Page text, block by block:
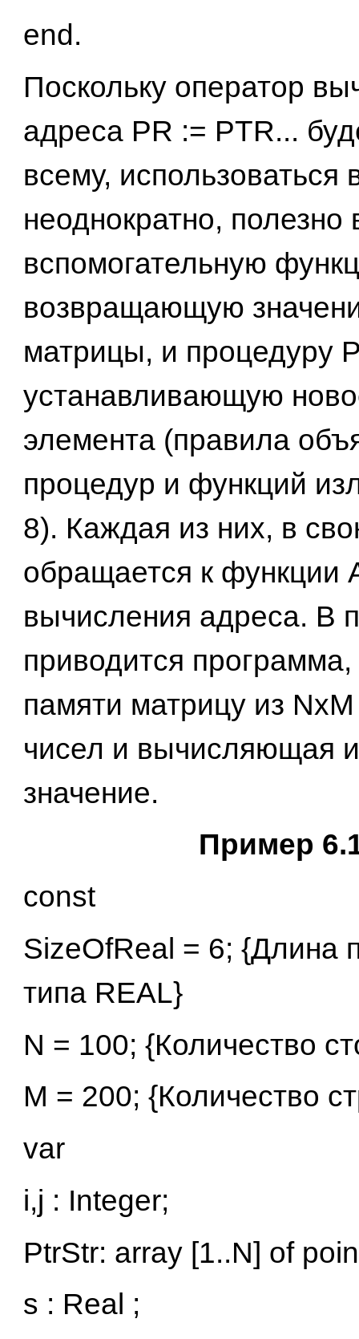
end.
Поскольку оператор
адреса PR := PTR...
всему, использоваться
неоднократно, полезно
вспомогательную
возвращающую
матрицы, и процедуру
устанавливающую
элемента (правила
процедур и функций
8). Каждая из них, в
обращается к функции
вычисления адреса. В
приводится
памяти матрицу из
чисел и вычисляющая
значение.
Пример
const
SizeOfReal = 6; {Длина
типа REAL}
N = 100; {Количество
М = 200; {Количество
var
i,j : Integer;
PtrStr: array [1..N] of
s : Real ;